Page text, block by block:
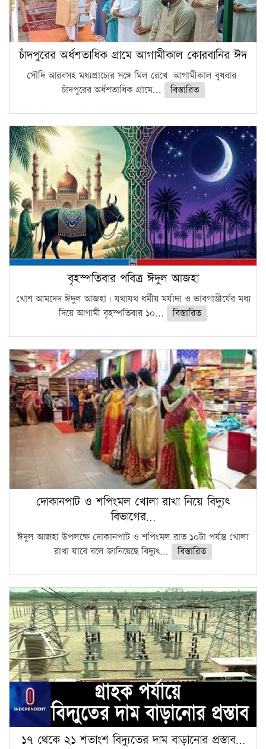
চাঁদপুরের অর্ধশতাধিক গ্রামে আগামীকাল কোরবানির ঈদ
সৌদি আরবসহ মধ্যপ্রাচ্যের সঙ্গে মিল রেখে আগামীকাল বুধবার
চাঁদপুরের অর্ধশতাধিক গ্রামে...
বিস্তারিত
বৃহস্পতিবার পবিত্র ঈদুল আজহা
খোশ আমদেদ ঈদুল আজহা। যথাযথ ধর্মীয় মর্যাদা ও ভাবগাম্ভীর্যের মধ্য
দিয়ে আগামী বৃহস্পতিবার ১০...
বিস্তারিত
দোকানপাট ও শপিংমল খোলা রাখা নিয়ে বিদ্যুৎ
বিভাগের…
ঈদুল আজহা উপলক্ষে দোকানপাট ও শপিংমল রাত ১০টা পর্যন্ত খোলা
রাখা যাবে বলে জানিয়েছে বিদ্যুৎ...
বিস্তারিত
১৭ থেকে ২১ শতাংশ বিদ্যুতের দাম বাড়ানোর প্রস্তাব…